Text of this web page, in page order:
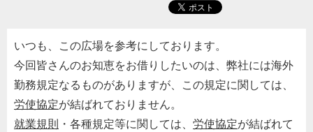
いつも、この広場を参考にしております。
今回皆さんのお知恵をお借りしたいのは、弊社には海外
勤務規定なるものがありますが、この規定に関しては、
労使協定が結ばれておりません。
就業規則 ・各種規定等に関しては、 労使協定が結ばれて